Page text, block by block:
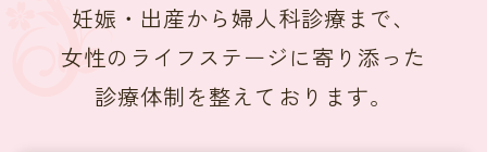
妊娠・出産から婦人科診療まで、
女性のライフステージに寄り添った
診療体制を整えております。